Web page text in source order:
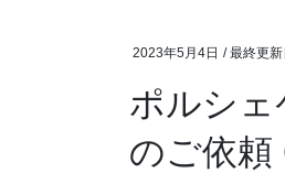
2023年5月4日 / 最終更
ポルシェ
のご依頼